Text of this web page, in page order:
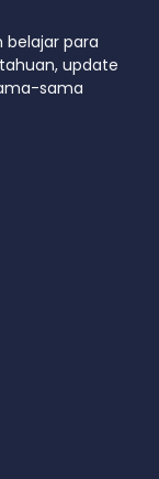
belajar para
update
sama